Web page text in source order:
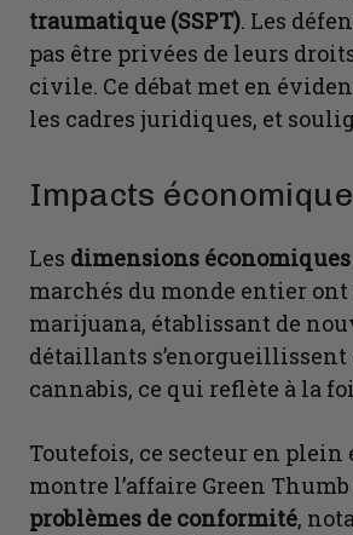
traumatique (SSPT). Les
pas être privées de leurs
civile. Ce débat met en
les cadres juridiques, et
Impacts
Les dimensions économiques
marchés du monde entier ont
marijuana, établissant de
détaillants s’enorgueillissent
cannabis, ce qui reflète à la
Toutefois, ce secteur en plein
montre l’affaire Green
problèmes de conformité,